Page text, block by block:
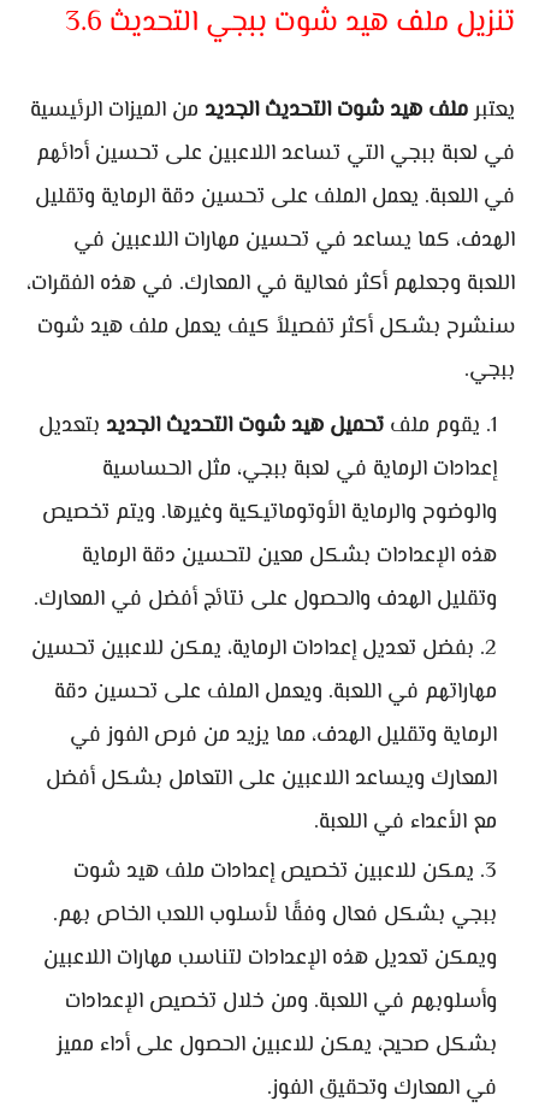
تنزيل ملف هيد شوت ببجي التحديث 3.6
يعتبرملف هيد شوت التحديث الجديد من الميزات الرئيسية
في لعبة ببجي التي تساعد اللاعبين على تحسين أدائهم
في اللعبة. يعمل الملف على تحسين دقة الرماية وتقليل
الهدف، كما يساعد في تحسين مهارات اللاعبين في
اللعبة وجعلهم أكثر فعالية في المعارك. في هذه الفقرات،
سنشرح بشكل أكثر تفصيلاً كيف يعمل ملف هيد شوت
ببجي.
يقوم ملف تحميل هيد شوت التحديث الجديد بتعديل
إعدادات الرماية في لعبة ببجي، مثل الحساسية
والوضوح والرماية الأوتوماتيكية وغيرها. ويتم تخصيص
هذه الإعدادات بشكل معين لتحسين دقة الرماية
وتقليل الهدف والحصول على نتائج أفضل في المعارك.
بفضل تعديل إعدادات الرماية، يمكن للاعبين تحسين
مهاراتهم في اللعبة. ويعمل الملف على تحسين دقة
الرماية وتقليل الهدف، مما يزيد من فرص الفوز في
المعارك ويساعد اللاعبين على التعامل بشكل أفضل
مع الأعداء في اللعبة.
يمكن للاعبين تخصيص إعدادات ملف هيد شوت
ببجي بشكل فعال وفقًا لأسلوب اللعب الخاص بهم.
ويمكن تعديل هذه الإعدادات لتناسب مهارات اللاعبين
وأسلوبهم في اللعبة. ومن خلال تخصيص الإعدادات
بشكل صحيح، يمكن للاعبين الحصول على أداء مميز
في المعارك وتحقيق الفوز.